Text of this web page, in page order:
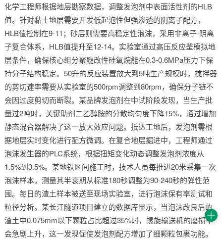
化学工程师根据地层勘察数据，调整发泡剂中表面活性剂的HLB
值。针对黏土地层需要开发低起泡性但强渗透的阴离子配方，
HLB值控制在9-11；砂层则需要高稳定性泡沫，采用非离子-阴离
子复合体系，HLB值提升至12-14。实验室通过高压反应釜模拟地
层条件，确保核心组分聚醚改性硅氧烷能在0.3-0.6MPa压力下保
持分子结构稳定。50升的反应装置放大到5吨生产规模时，搅拌器
的剪切速率需要从实验室的500rpm调整到80rpm，确保分子链不
会因过度剪切而断裂。某品牌发泡剂在中试阶段发现，当生产批
量过2吨时，关键助剂二乙醇胺的分散均匀度下降15%，通过增加
静态混合器解决了这一放大效应问题。抵达工地后，发泡剂需根
据地层实时变化进行配方微调。在复合地层掘进中，工程师通过
泡沫发生器的PLC系统，根据扭矩变化动态调整发泡剂浓度从
1.5%到3.5%。某地铁区间施工时，技术人员每推进20米采集一次
泡沫样本，测量其半衰期从标准180秒调整为90-240秒的弹性范
围。每日的渣土样本被送至现场实验室，进行泡沫保有率测试和
粒径分析。某长江隧道项目建立的数据库显示，当泡沫改良后的
渣土中0.075mm以下颗粒占比超过35%时，螺旋输送机的磨损率
会急剧上升，这一发现促使发泡剂配方增加了细颗粒包裹功能。